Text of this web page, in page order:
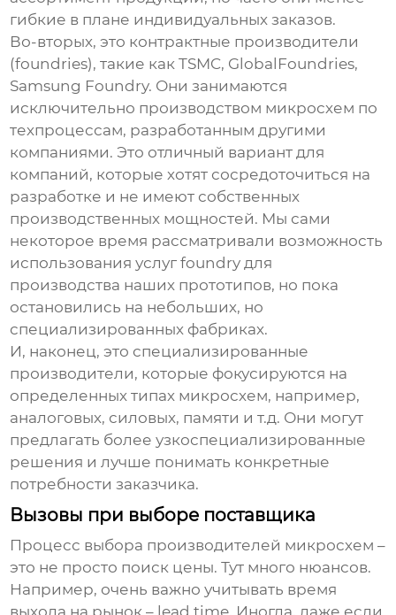
гибкие в плане индивидуальных заказов.
Во-вторых, это контрактные производители
(foundries), такие как TSMC, GlobalFoundries,
Samsung Foundry. Они занимаются
исключительно производством микросхем по
техпроцессам, разработанным другими
компаниями. Это отличный вариант для
компаний, которые хотят сосредоточиться на
разработке и не имеют собственных
производственных мощностей. Мы сами
некоторое время рассматривали возможность
использования услуг foundry для
производства наших прототипов, но пока
остановились на небольших, но
специализированных фабриках.
И, наконец, это специализированные
производители, которые фокусируются на
определенных типах микросхем, например,
аналоговых, силовых, памяти и т.д. Они могут
предлагать более узкоспециализированные
решения и лучше понимать конкретные
потребности заказчика.
Вызовы при выборе поставщика
Процесс выбора производителей микросхем –
это не просто поиск цены. Тут много нюансов.
Например, очень важно учитывать время